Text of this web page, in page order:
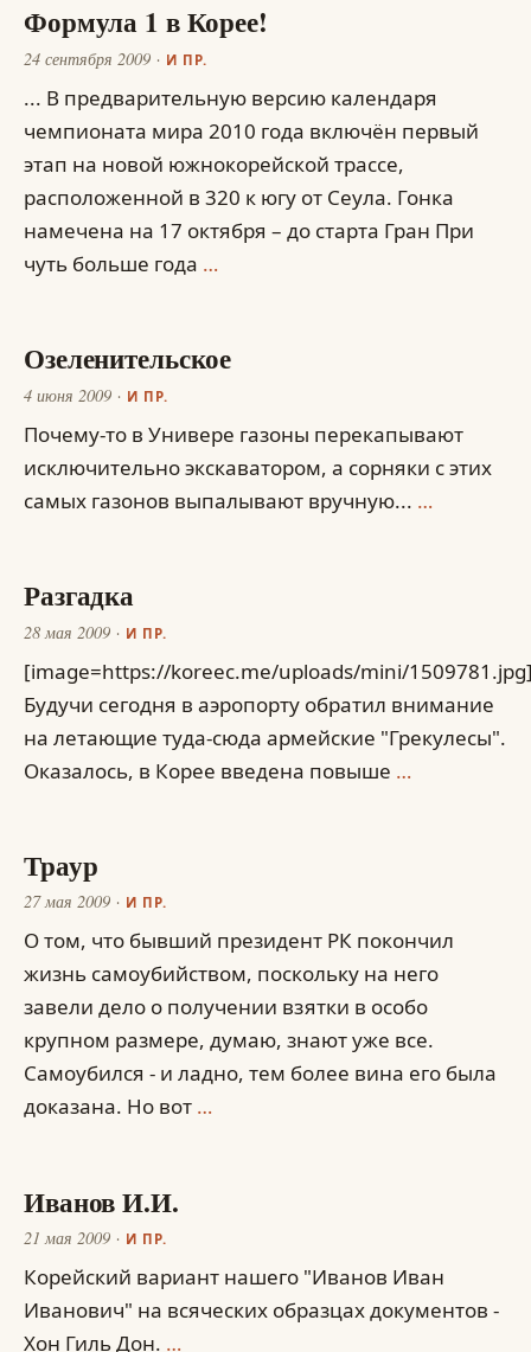
Формула 1 в Корее!
24 сентября 2009 И ПР.
... В предварительную версию календаря
чемпионата мира 2010 года включён первый
этап на новой южнокорейской трассе,
расположенной в 320 к югу от Сеула. Гонка
намечена на 17 октября – до старта Гран При
чуть больше года …
Озеленительское
4 июня 2009 И ПР.
Почему-то в Универе газоны перекапывают
исключительно экскаватором, а сорняки с этих
самых газонов выпалывают вручную... …
Разгадка
28 мая 2009 И ПР.
[image=https://koreec.me/uploads/mini/
Будучи сегодня в аэропорту обратил внимание
на летающие туда-сюда армейские "Грекулесы".
Оказалось, в Корее введена повыше …
Траур
27 мая 2009 И ПР.
О том, что бывший президент РК покончил
жизнь самоубийством, поскольку на него
завели дело о получении взятки в особо
крупном размере, думаю, знают уже все.
Самоубился - и ладно, тем более вина его была
доказана. Но вот …
Иванов И.И.
21 мая 2009 И ПР.
Корейский вариант нашего "Иванов Иван
Иванович" на всяческих образцах документов -
Хон Гиль Дон. …